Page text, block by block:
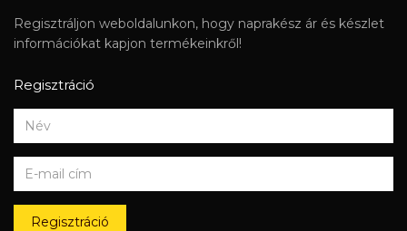
Regisztráljon weboldalunkon, hogy naprakész ár és készlet
információkat kapjon termékeinkről!
Regisztráció
Regisztráció